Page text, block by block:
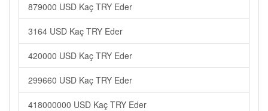
879000 USD Kaç TRY Eder
3164 USD Kaç TRY Eder
420000 USD Kaç TRY Eder
299660 USD Kaç TRY Eder
418000000 USD Kaç TRY Eder